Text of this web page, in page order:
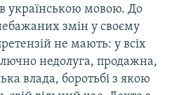
українською мовою. До
змін у своєму
не мають: у всіх
недолуга, продажна,
влада, боротьбі з якою